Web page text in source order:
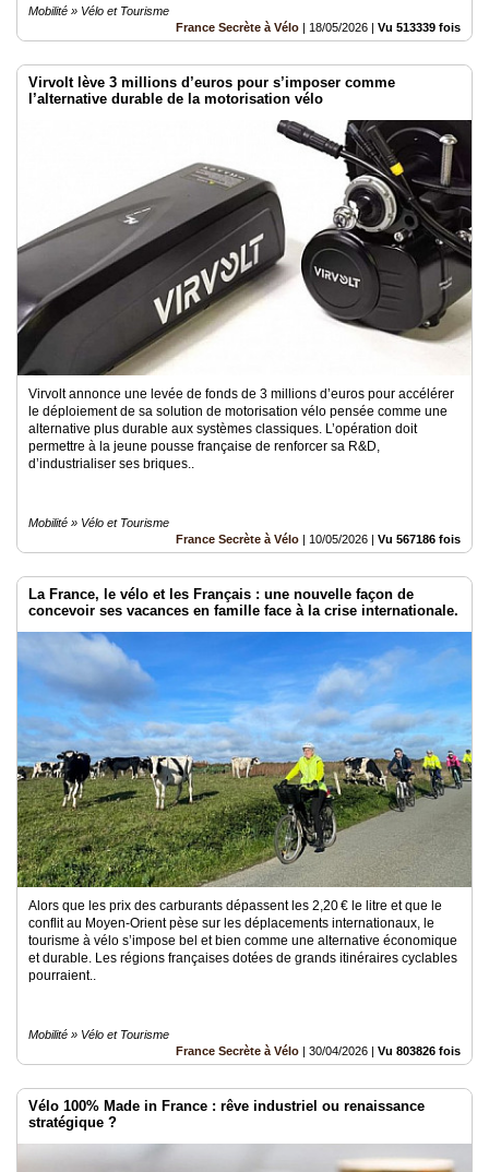
Mobilité » Vélo et Tourisme
France Secrète à Vélo | 18/05/2026 | Vu 513339 fois
Virvolt lève 3 millions d’euros pour s’imposer comme
l’alternative durable de la motorisation vélo
Virvolt annonce une levée de fonds de 3 millions d’euros pour accélérer
le déploiement de sa solution de motorisation vélo pensée comme une
alternative plus durable aux systèmes classiques. L’opération doit
permettre à la jeune pousse française de renforcer sa R&D,
d’industrialiser ses briques..
Mobilité » Vélo et Tourisme
France Secrète à Vélo | 10/05/2026 | Vu 567186 fois
La France, le vélo et les Français : une nouvelle façon de
concevoir ses vacances en famille face à la crise internationale.
Alors que les prix des carburants dépassent les 2,20 € le litre et que le
conflit au Moyen-Orient pèse sur les déplacements internationaux, le
tourisme à vélo s’impose bel et bien comme une alternative économique
et durable. Les régions françaises dotées de grands itinéraires cyclables
pourraient..
Mobilité » Vélo et Tourisme
France Secrète à Vélo | 30/04/2026 | Vu 803826 fois
Vélo 100% Made in France : rêve industriel ou renaissance
stratégique ?